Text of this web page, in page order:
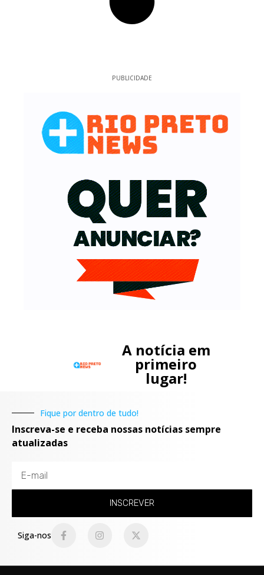
PUBLICIDADE
A notícia em
primeiro
lugar!
Fique por dentro de tudo!
Inscreva-se e receba nossas notícias sempre
atualizadas
INSCREVER
Siga-nos